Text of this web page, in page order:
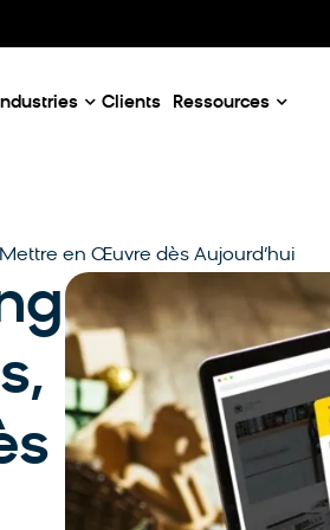
Industries Clients Ressources
Email Use Cases
en Œuvre dès Aujourd’hui